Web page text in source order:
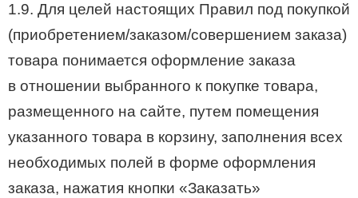
1.9. Для целей настоящих Правил под покупкой
(приобретением/заказом/совершением заказа)
товара понимается оформление заказа
в отношении выбранного к покупке товара,
размещенного на сайте, путем помещения
указанного товара в корзину, заполнения всех
необходимых полей в форме оформления
заказа, нажатия кнопки «Заказать»